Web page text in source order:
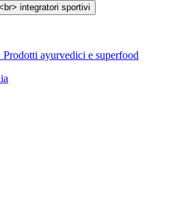
Prodotti ayurvedici e superfood